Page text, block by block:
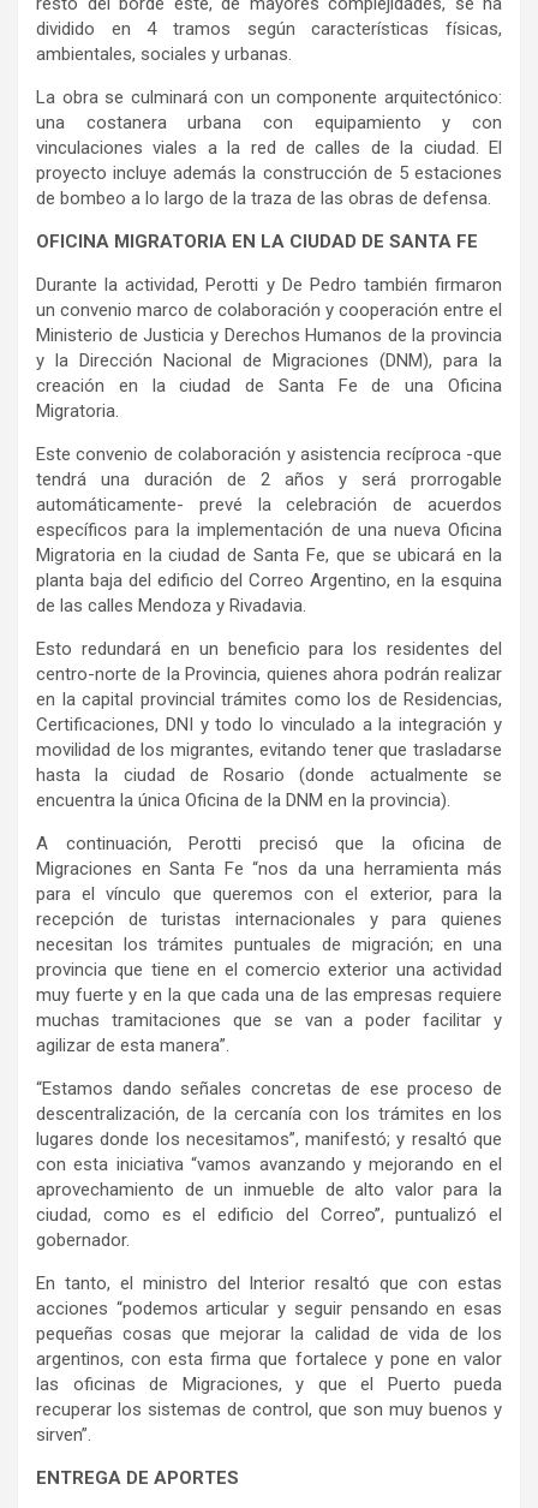
dividido en 4 tramos según características físicas,
ambientales, sociales y urbanas.
La obra se culminará con un componente arquitectónico:
una costanera urbana con equipamiento y con
vinculaciones viales a la red de calles de la ciudad. El
proyecto incluye además la construcción de 5 estaciones
de bombeo a lo largo de la traza de las obras de defensa.
OFICINA MIGRATORIA EN LA CIUDAD DE SANTA FE
Durante la actividad, Perotti y De Pedro también firmaron
un convenio marco de colaboración y cooperación entre el
Ministerio de Justicia y Derechos Humanos de la provincia
y la Dirección Nacional de Migraciones (DNM), para la
creación en la ciudad de Santa Fe de una Oficina
Migratoria.
Este convenio de colaboración y asistencia recíproca -que
tendrá una duración de 2 años y será prorrogable
automáticamente- prevé la celebración de acuerdos
específicos para la implementación de una nueva Oficina
Migratoria en la ciudad de Santa Fe, que se ubicará en la
planta baja del edificio del Correo Argentino, en la esquina
de las calles Mendoza y Rivadavia.
Esto redundará en un beneficio para los residentes del
centro-norte de la Provincia, quienes ahora podrán realizar
en la capital provincial trámites como los de Residencias,
Certificaciones, DNI y todo lo vinculado a la integración y
movilidad de los migrantes, evitando tener que trasladarse
hasta la ciudad de Rosario (donde actualmente se
encuentra la única Oficina de la DNM en la provincia).
A continuación, Perotti precisó que la oficina de
Migraciones en Santa Fe “nos da una herramienta más
para el vínculo que queremos con el exterior, para la
recepción de turistas internacionales y para quienes
necesitan los trámites puntuales de migración; en una
provincia que tiene en el comercio exterior una actividad
muy fuerte y en la que cada una de las empresas requiere
muchas tramitaciones que se van a poder facilitar y
agilizar de esta manera”.
“Estamos dando señales concretas de ese proceso de
descentralización, de la cercanía con los trámites en los
lugares donde los necesitamos”, manifestó; y resaltó que
con esta iniciativa “vamos avanzando y mejorando en el
aprovechamiento de un inmueble de alto valor para la
ciudad, como es el edificio del Correo”, puntualizó el
gobernador.
En tanto, el ministro del Interior resaltó que con estas
acciones “podemos articular y seguir pensando en esas
pequeñas cosas que mejorar la calidad de vida de los
argentinos, con esta firma que fortalece y pone en valor
las oficinas de Migraciones, y que el Puerto pueda
recuperar los sistemas de control, que son muy buenos y
sirven”.
ENTREGA DE APORTES